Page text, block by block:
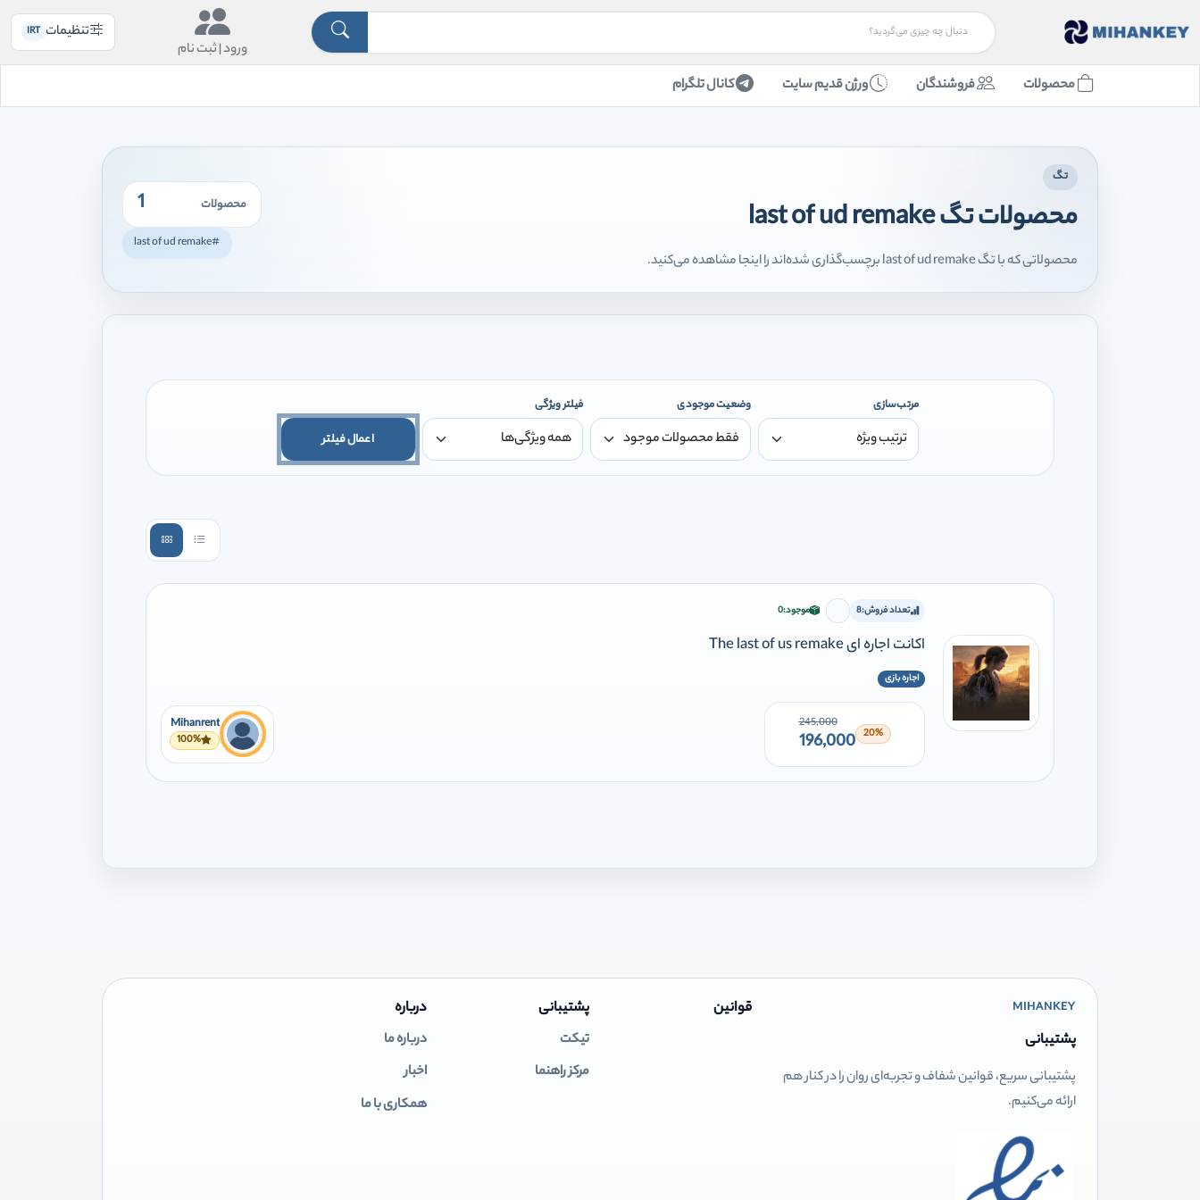
ورود |ثبت نام
تنظیمات IRT
محصولات فروشندگان ورژن قدیم سایت کانال تلگرام
تگ
محصولات تگ last of ud remake
محصولاتی که با تگ last of ud remake برچسب‌گذاری شده‌اند را اینجا مشاهده می‌کنید.
محصولات 1
#last of ud remake
مرتب‌سازی وضعیت موجودی فیلتر ویژگی
اعمال فیلتر
تعداد فروش:8 برای افزودن وارد شوید
موجود:0
اکانت اجاره ای The last of us remake
اجاره بازی
20%
245,000
196,000
Mihanrent
100%
MIHANKEY
پشتیبانی
پشتیبانی سریع، قوانین شفاف و تجربه‌ای روان را در کنار هم
ارائه می‌کنیم.
قوانین پشتیبانی
تیکت
مرکز راهنما
درباره
درباره ما
اخبار
همکاری با ما